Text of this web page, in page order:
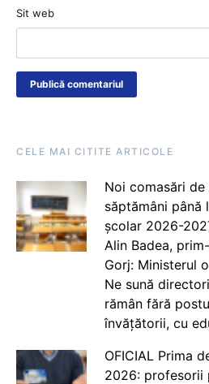
Sit web
CELE MAI CITITE ARTICOLE
Noi comasări
săptămâni până
școlar 2026-
Alin Badea,
Gorj: Ministerul
Ne sună
rămân fără
învățătorii, cu
OFICIAL Prima
2026: profesorii